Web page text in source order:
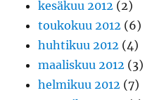
kesäkuu 2012 (2)
toukokuu 2012 (6)
huhtikuu 2012 (4)
maaliskuu 2012 (3)
helmikuu 2012 (7)